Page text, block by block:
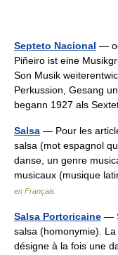
Septeto Nacional —
Piñeiro ist eine
Son Musik
Perkussion, Gesang
begann 1927 als
Salsa — Pour les
salsa (mot espagnol
danse, un genre
musicaux (musique
en Français
Salsa Portoricaine —
salsa (homonymie).
désigne à la fois une